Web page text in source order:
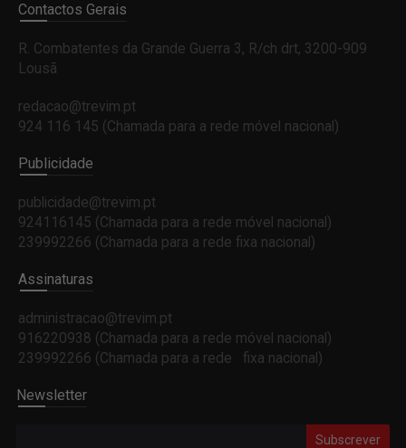
Contactos Gerais
R. Combatentes da Grande Guerra 3, R/ch drt, 3200-909
Lousã
redacao@trevim.pt
924 116 145 (Chamada para a rede móvel nacional)
Publicidade
publicidade@trevim.pt
924116145 (Chamada para a rede móvel nacional)
239992266 (Chamada para a rede fixa nacional)
Assinaturas
administracao@trevim.pt
916220938 (Chamada para a rede móvel nacional)
239992266 (Chamada para a rede fixa nacional)
Newsletter
Subscrever